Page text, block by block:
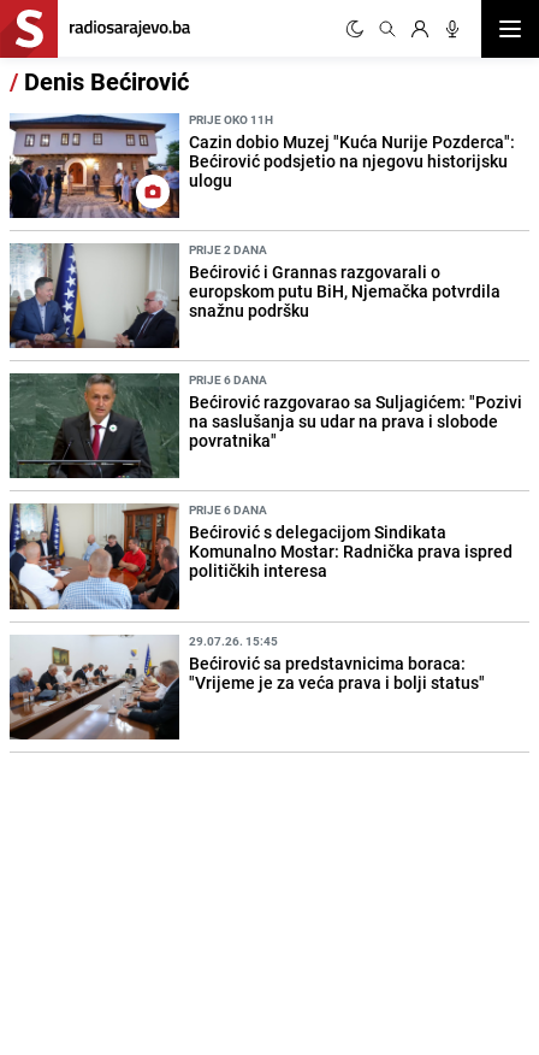
/ Denis Bećirović
PRIJE OKO 11H
Cazin dobio Muzej "Kuća Nurije Pozderca":
Bećirović podsjetio na njegovu historijsku
ulogu
PRIJE 2 DANA
Bećirović i Grannas razgovarali o
europskom putu BiH, Njemačka potvrdila
snažnu podršku
PRIJE 6 DANA
Bećirović razgovarao sa Suljagićem: "Pozivi
na saslušanja su udar na prava i slobode
povratnika"
PRIJE 6 DANA
Bećirović s delegacijom Sindikata
Komunalno Mostar: Radnička prava ispred
političkih interesa
29.07.26. 15:45
Bećirović sa predstavnicima boraca:
"Vrijeme je za veća prava i bolji status"